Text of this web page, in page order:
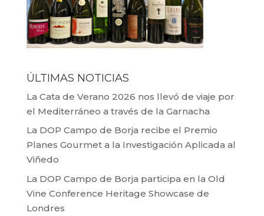
ÚLTIMAS NOTICIAS
La Cata de Verano 2026 nos llevó de viaje por
el Mediterráneo a través de la Garnacha
La DOP Campo de Borja recibe el Premio
Planes Gourmet a la Investigación Aplicada al
Viñedo
La DOP Campo de Borja participa en la Old
Vine Conference Heritage Showcase de
Londres